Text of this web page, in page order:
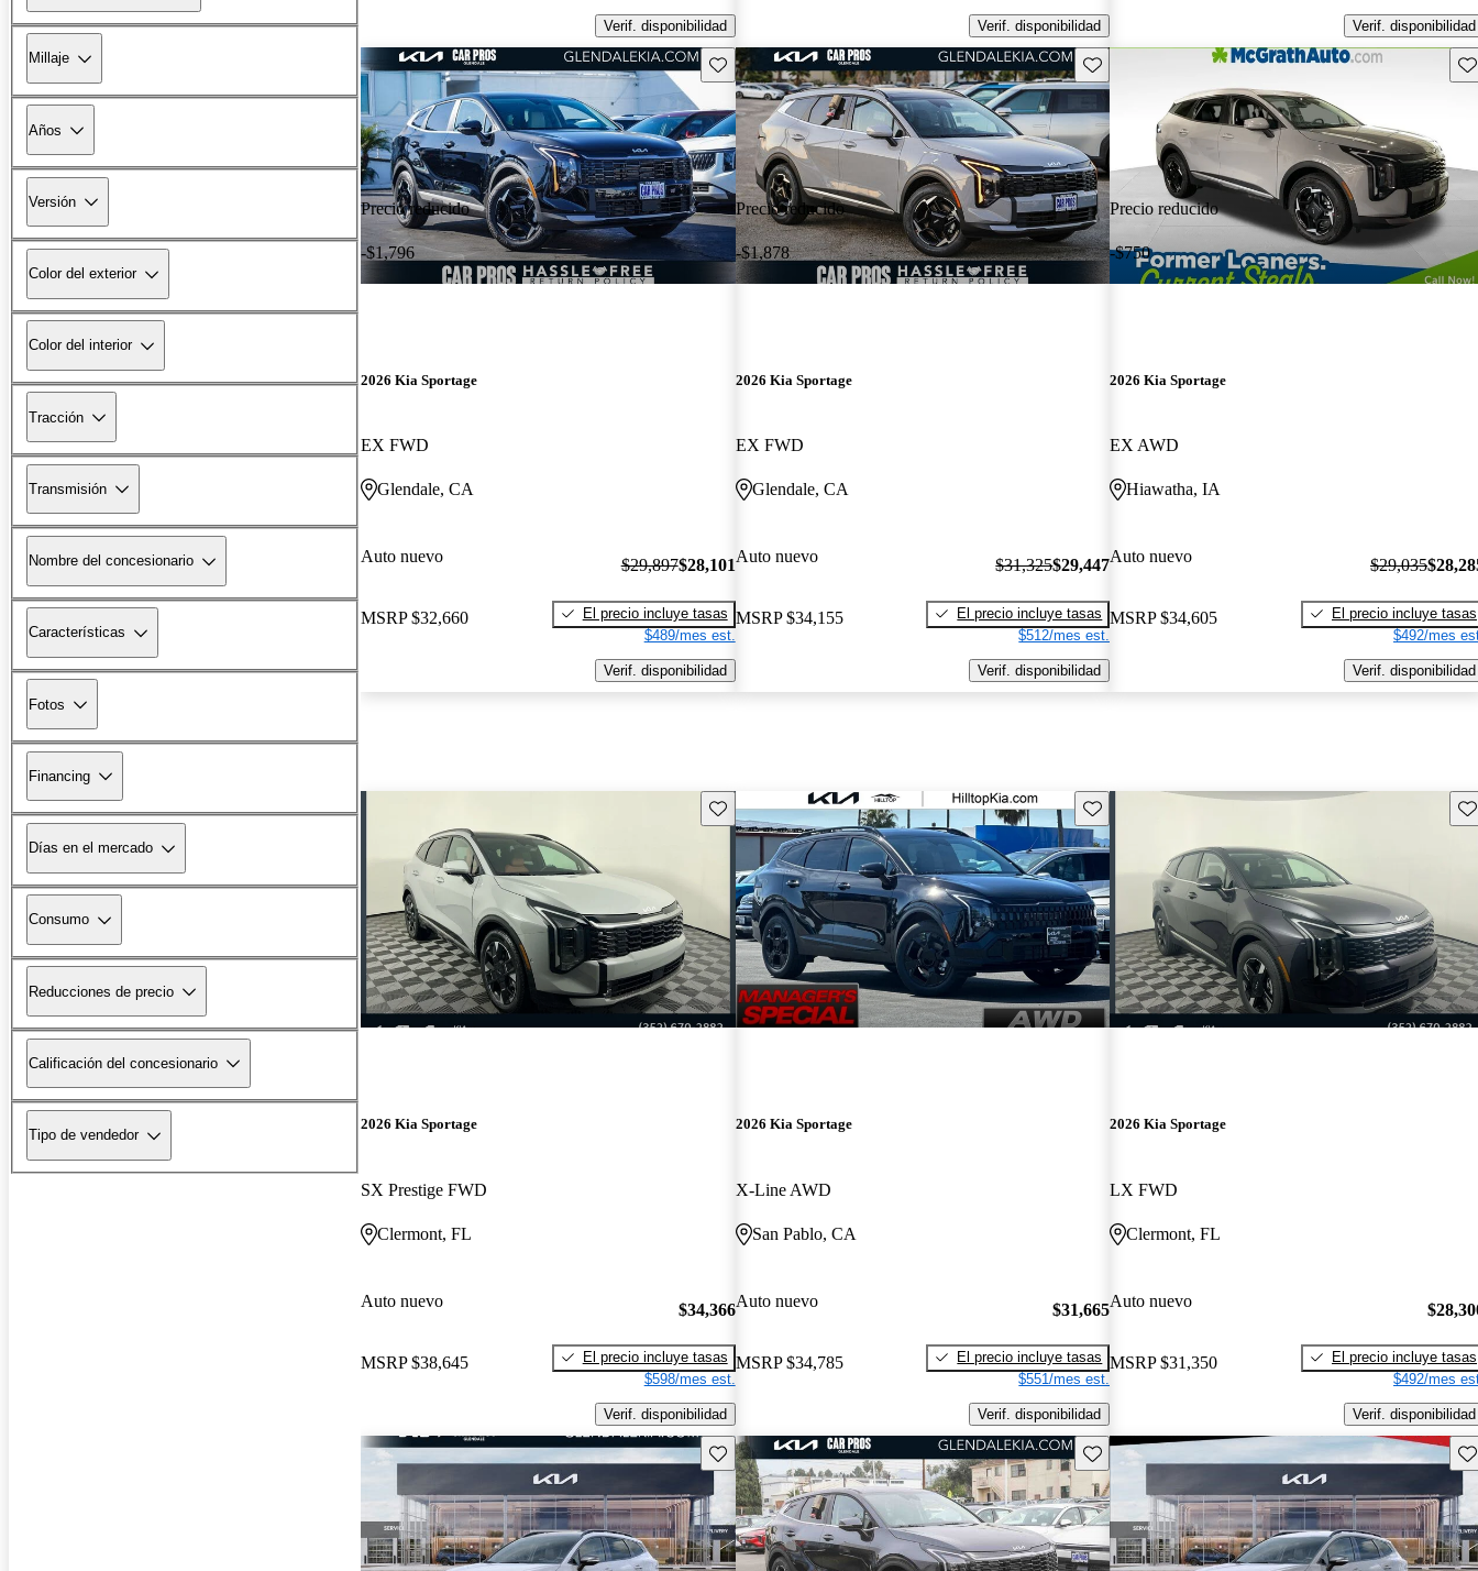
Millaje
Años
Versión
Color del exterior
Color del interior
Tracción
Transmisión
Nombre del concesionario
Características
Fotos
Financing
Días en el mercado
Consumo
Reducciones de precio
Calificación del concesionario
Tipo de vendedor
Verif. disponibilidad Verif. disponibilidad Verif. disponibilidad
Precio reducido
-$1,796
Guarda este Aviso
2026 Kia Sportage
EX FWD
Glendale, CA
Auto nuevo
MSRP $32,660
$29,897$28,101
El precio incluye tasas
$489/mes est.
Verif. disponibilidad
Precio reducido
-$1,878
Guarda este Aviso
2026 Kia Sportage
EX FWD
Glendale, CA
Auto nuevo
MSRP $34,155
$31,325$29,447
El precio incluye tasas
$512/mes est.
Verif. disponibilidad
Precio reducido
-$750
2026 Kia Sportage
EX AWD
Hiawatha, IA
Auto nuevo
MSRP $34,605
$29,035
El precio incluye tasas
$492/mes
Verif. disponibilidad
Guarda este Aviso
2026 Kia Sportage
SX Prestige FWD
Clermont, FL
Auto nuevo
MSRP $38,645
$34,366
El precio incluye tasas
$598/mes est.
Verif. disponibilidad
Guarda este Aviso
2026 Kia Sportage
X-Line AWD
San Pablo, CA
Auto nuevo
MSRP $34,785
$31,665
El precio incluye tasas
$551/mes est.
Verif. disponibilidad
2026 Kia Sportage
LX FWD
Clermont, FL
Auto nuevo
MSRP $31,350
El precio incluye tasas
$492/mes
Verif. disponibilidad
Guarda este Aviso Guarda este Aviso